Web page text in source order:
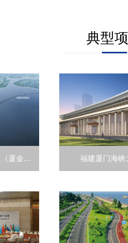
典型
福建厦门第三东通道（厦金大桥） 福建厦门海峡